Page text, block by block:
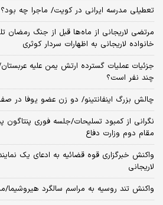
تعطیلی مدرسه ایرانی در کویت/ ماجرا چه بود؟
مرتضی لاریجانی از ماه‌ها قبل از جنگ رمضان
خانواده لاریجانی به اظهارات سردار کوثری
جزئیات عملیات گسترده ارتش یمن علیه
چند نفر است؟
چالش بزرگ اینفانتینو/ دو زن عضو یوفا در
نگرانی از کمبود تسلیحات/جلسه فوری
مقام دوم وزارت دفاع
واکنش خبرگزاری قوه قضائیه به ادعای یک
لاریجانی
واکنش تند روسیه به مراسم سالگرد هیروشیما/